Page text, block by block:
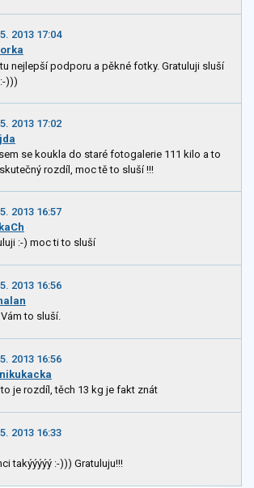
2013 17:04
nejlepší podporu a pěkné fotky. Gratuluji sluší
)))
2013 17:02
se koukla do staré fotogalerie 111 kilo a to
rozdíl, moc tě to sluší !!!
2013 16:57
:-) moc ti to sluší
2013 16:56
to sluší.
2013 16:56
je rozdíl, těch 13 kg je fakt znát
2013 16:33
takýýýýý :-))) Gratuluju!!!